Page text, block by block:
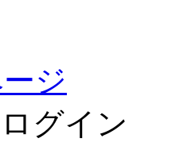
ジ
グイン